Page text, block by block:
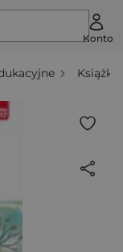
Konto
Książki